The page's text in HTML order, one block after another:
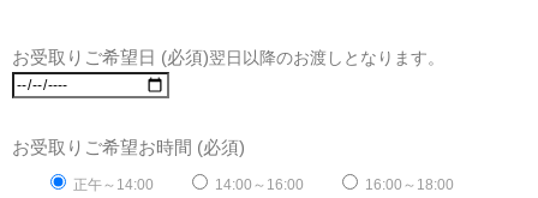
お受取りご希望日 (必須)翌日以降のお渡しとなります。
お受取りご希望お時間 (必須)
正午～14:00 14:00～16:00 16:00～18:00